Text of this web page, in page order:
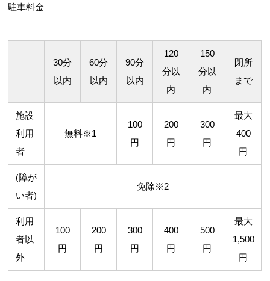
駐車料金
30分
以内
60分
以内
90分
以内
120
分以
内
150
分以
内
閉所
まで
施設
利用
者
無料※1
100
円
200
円
300
円
最大
400
円
(障が
い者)
免除※2
利用
者以
外
100
円
200
円
300
円
400
円
500
円
最大
1,500
円